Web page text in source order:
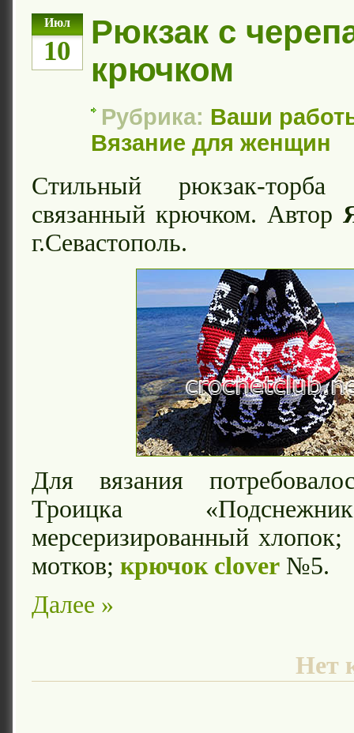
Июл
10
Рюкзак с
крючком
Рубрика: Ваши
Вязание для женщин
Стильный рюкзак-
связанный крючком. Автор
г.Севастополь.
Для вязания
Троицка
мерсеризированный
мотков; крючок clover №5.
Далее »
Нет